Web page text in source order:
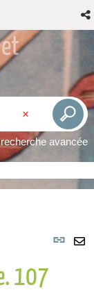
recherche avancée
107